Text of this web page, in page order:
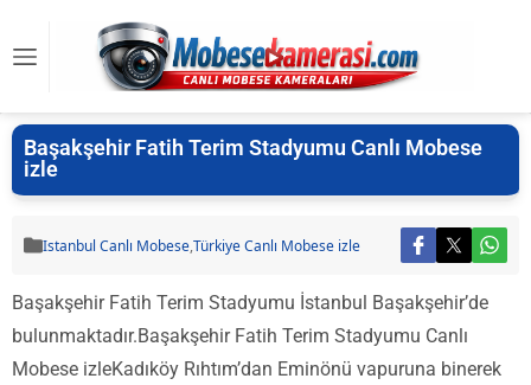
Başakşehir Fatih Terim Stadyumu Canlı Mobese
izle
Istanbul Canlı Mobese,Türkiye Canlı Mobese izle
Başakşehir Fatih Terim Stadyumu İstanbul Başakşehir’de
bulunmaktadır.Başakşehir Fatih Terim Stadyumu Canlı
Mobese izleKadıköy Rıhtım’dan Eminönü vapuruna binerek